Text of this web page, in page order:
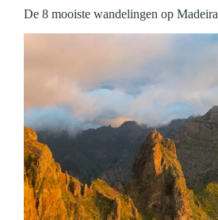
De 8 mooiste wandelingen op Madeira